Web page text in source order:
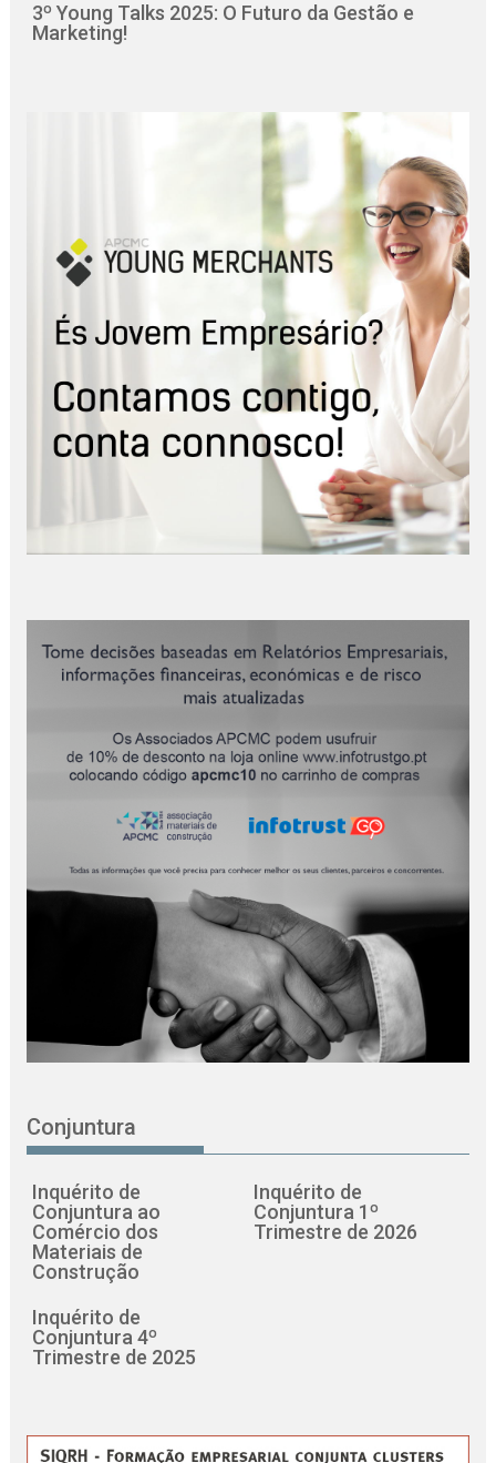
3º Young Talks 2025: O Futuro da Gestão e
Marketing!
Conjuntura
Inquérito de
Conjuntura ao
Comércio dos
Materiais de
Construção
Inquérito de
Conjuntura 1º
Trimestre de 2026
Inquérito de
Conjuntura 4º
Trimestre de 2025